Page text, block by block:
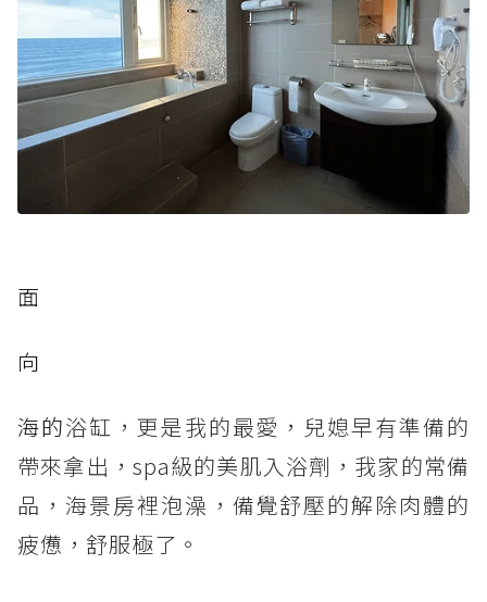
面
向
海的浴缸，更是我的最愛，兒媳早有準備的
帶來拿出，spa級的美肌入浴劑，我家的常備
品，海景房裡泡澡，備覺舒壓的解除肉體的
疲憊，舒服極了。